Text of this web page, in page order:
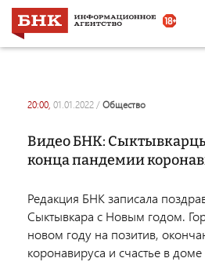
20:00, 01.01.2022 / общество
Видео БНК:
конца пандемии
Редакция БНК записала
Сыктывкара с Новым годом.
новом году на позитив,
коронавируса и счастье в